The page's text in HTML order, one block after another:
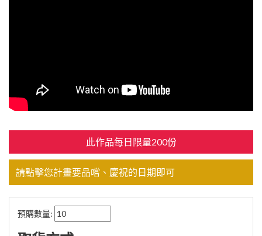
此作品每日限量200份
請點擊您計畫要品嚐、慶祝的日期即可
預購數量: